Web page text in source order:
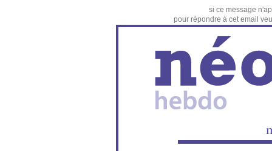
si ce message
pour répondre à cet email